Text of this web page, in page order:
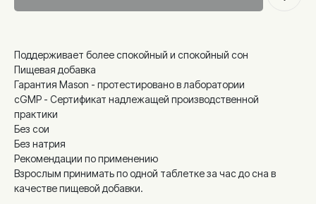
Поддерживает более спокойный и спокойный сон
Пищевая добавка
Гарантия Mason - протестировано в лаборатории
cGMP - Сертификат надлежащей производственной
практики
Без сои
Без натрия
Рекомендации по применению
Взрослым принимать по одной таблетке за час до сна в
качестве пищевой добавки.